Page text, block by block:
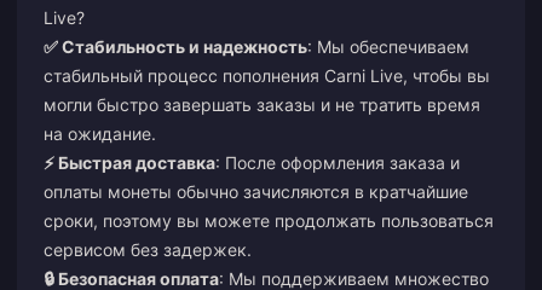
Live?
✅ Стабильность и надежность: Мы обеспечиваем
стабильный процесс пополнения Carni Live, чтобы вы
могли быстро завершать заказы и не тратить время
на ожидание.
⚡ Быстрая доставка: После оформления заказа и
оплаты монеты обычно зачисляются в кратчайшие
сроки, поэтому вы можете продолжать пользоваться
сервисом без задержек.
🔒 Безопасная оплата: Мы поддерживаем множество